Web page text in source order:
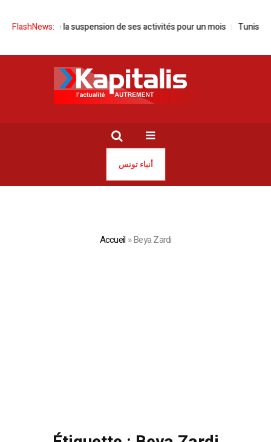
FlashNews:
la suspension de ses activités pour un mois Tunisie | Sayed
أنباء تونس
Accueil »Beya Zardi